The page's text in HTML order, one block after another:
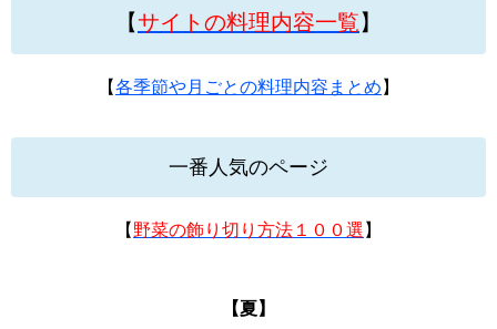
【サイトの料理内容一覧】
【各季節や月ごとの料理内容まとめ 】
一番人気のページ
【 野菜の飾り切り方法１００選 】
【夏】